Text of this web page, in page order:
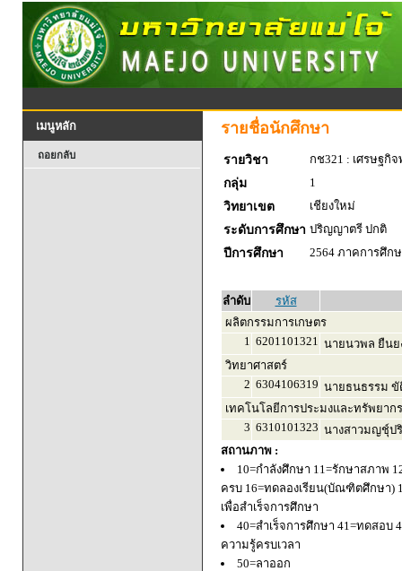
เมนูหลัก
ถอยกลับ
รายชื่อนักศึกษา
รายวิชา
กช321 : เศรษฐกิ
กลุ่ม
1
วิทยาเขต
เชียงใหม่
ระดับการศึกษา ปริญญาตรี ปกติ
ปีการศึกษา
2564 ภาคการศึก
ลำดับ
รหัส
ผลิตกรรมการเกษตร
1 6201101321 นายนวพล ยืนย
วิทยาศาสตร์
2 6304106319 นายธนธรรม ขั
เทคโนโลยีการประมงและทรัพยาก
3 6310101323 นางสาวมญชุ์ป
สถานภาพ :
10=กำลังศึกษา 11=รักษาสภาพ
ครบ 16=ทดลองเรียน(บัณฑิตศึกษา)
เพื่อสำเร็จการศึกษา
40=สำเร็จการศึกษา 41=ทดสอบ
ความรู้ครบเวลา
50=ลาออก